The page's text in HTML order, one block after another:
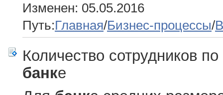
Изменен: 05.05.2016
Путь:Главная/Бизнес-процессы/
Количество сотрудников
банке